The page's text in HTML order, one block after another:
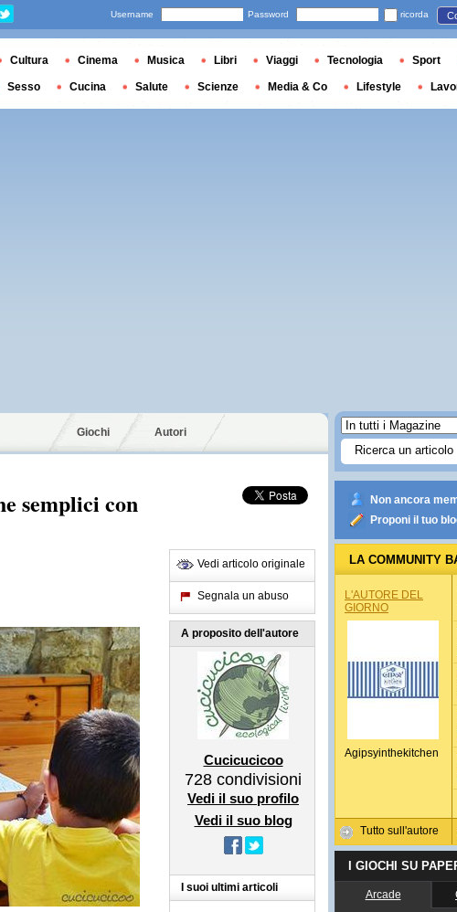
Giochi Autori
semplici con
Vedi articolo originale
Segnala un abuso
A proposito dell'autore
Cucicucicoo
728 condivisioni
Vedi il suo profilo
Vedi il suo blog
I suoi ultimi articoli
Non ancora
Proponi il tuo
LA COMMUNITY
L'AUTORE DEL
GIORNO
Agipsyinthekitchen
Tutto sull'autore
I GIOCHI SU
Arcade
Username Password ricorda
Cultura Cinema Musica Libri Viaggi Tecnologia Sport
Sesso Cucina Salute Scienze Media & Co Lifestyle